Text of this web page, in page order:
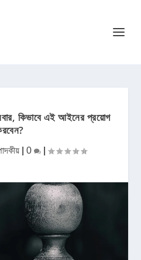
কিভাবে এই আইনের প্রয়োগ
0